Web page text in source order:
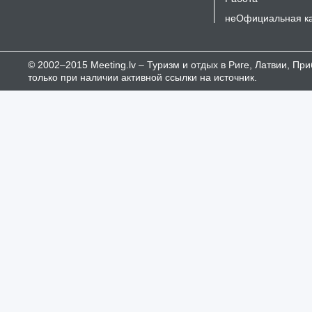
неОфициальная
© 2002–2015 Meeting.lv – Туризм и отдых в Риге, Латвии,
только при наличии активной ссылки на источник.